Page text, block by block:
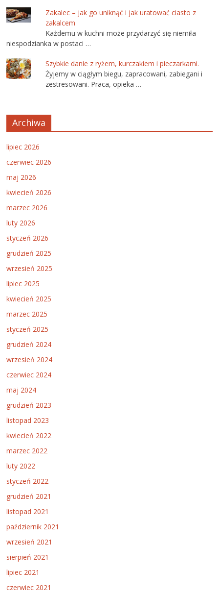
Zakalec – jak go uniknąć i jak uratować ciasto z
zakalcem
Każdemu w kuchni może przydarzyć się niemiła
niespodzianka w postaci …
Szybkie danie z ryżem, kurczakiem i pieczarkami.
Żyjemy w ciągłym biegu, zapracowani, zabiegani i
zestresowani. Praca, opieka …
Archiwa
lipiec 2026
czerwiec 2026
maj 2026
kwiecień 2026
marzec 2026
luty 2026
styczeń 2026
grudzień 2025
wrzesień 2025
lipiec 2025
kwiecień 2025
marzec 2025
styczeń 2025
grudzień 2024
wrzesień 2024
czerwiec 2024
maj 2024
grudzień 2023
listopad 2023
kwiecień 2022
marzec 2022
luty 2022
styczeń 2022
grudzień 2021
listopad 2021
październik 2021
wrzesień 2021
sierpień 2021
lipiec 2021
czerwiec 2021